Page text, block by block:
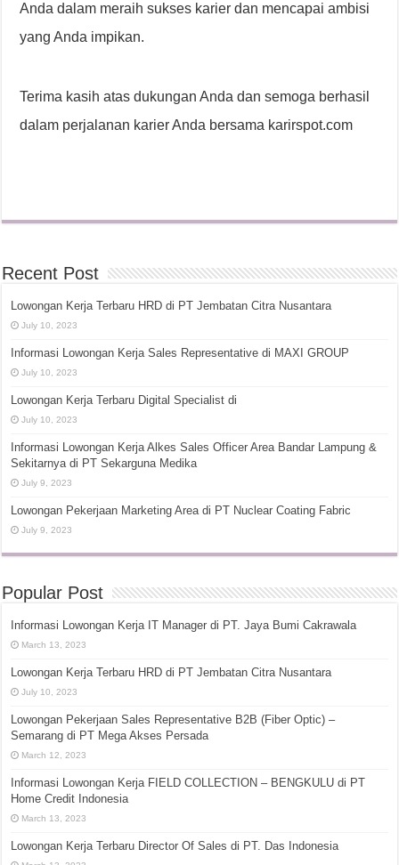
Anda dalam meraih sukses karier dan mencapai ambisi
yang Anda impikan.
Terima kasih atas dukungan Anda dan semoga berhasil
dalam perjalanan karier Anda bersama karirspot.com
Recent Post
Lowongan Kerja Terbaru HRD di PT Jembatan Citra Nusantara
July 10, 2023
Informasi Lowongan Kerja Sales Representative di MAXI GROUP
July 10, 2023
Lowongan Kerja Terbaru Digital Specialist di
July 10, 2023
Informasi Lowongan Kerja Alkes Sales Officer Area Bandar Lampung &
Sekitarnya di PT Sekarguna Medika
July 9, 2023
Lowongan Pekerjaan Marketing Area di PT Nuclear Coating Fabric
July 9, 2023
Popular Post
Informasi Lowongan Kerja IT Manager di PT. Jaya Bumi Cakrawala
March 13, 2023
Lowongan Kerja Terbaru HRD di PT Jembatan Citra Nusantara
July 10, 2023
Lowongan Pekerjaan Sales Representative B2B (Fiber Optic) –
Semarang di PT Mega Akses Persada
March 12, 2023
Informasi Lowongan Kerja FIELD COLLECTION – BENGKULU di PT
Home Credit Indonesia
March 13, 2023
Lowongan Kerja Terbaru Director Of Sales di PT. Das Indonesia